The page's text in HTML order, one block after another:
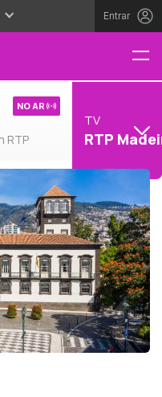
Entrar
RTP
NO AR
TV
RTP